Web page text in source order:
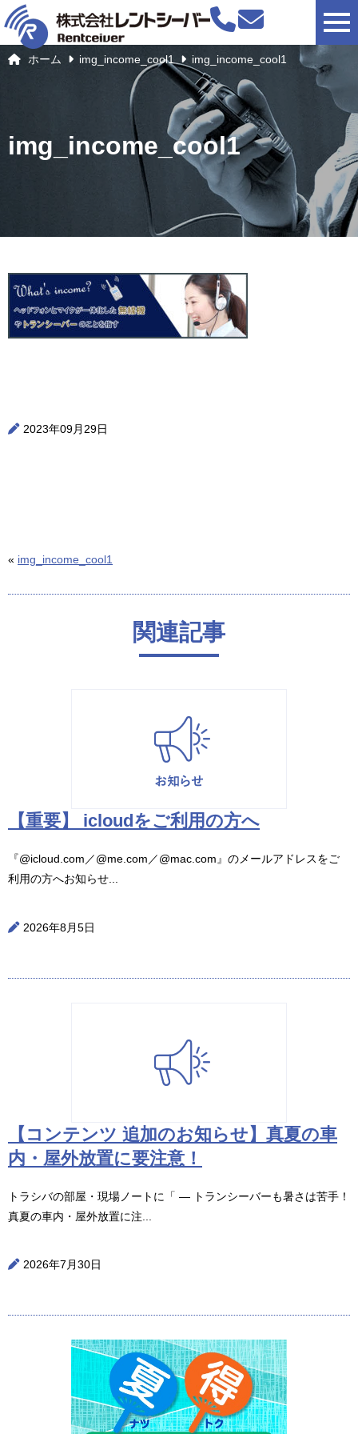
ホーム img_income_cool1 img_income_cool1
img_income_cool1
2023年09月29日
« img_income_cool1
関連記事
【重要】 icloudをご利用の方へ
『@icloud.com／@me.com／@mac.com』のメールアドレスをご
利用の方へお知らせ...
2026年8月5日
【コンテンツ 追加のお知らせ】真夏の車
内・屋外放置に要注意！
トラシバの部屋・現場ノートに「 ― トランシーバーも暑さは苦手！
真夏の車内・屋外放置に注...
2026年7月30日